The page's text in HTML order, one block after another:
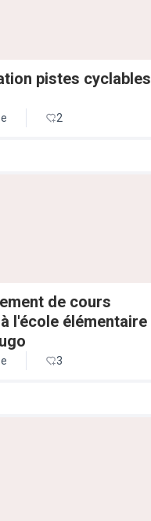
pistes cyclables
2
de cours
l'école élémentaire
3